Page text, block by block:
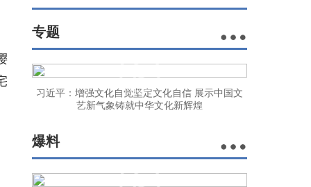
专题
习近平：增强文化自觉坚定文化自信 展示中国文
艺新气象铸就中华文化新辉煌
爆料